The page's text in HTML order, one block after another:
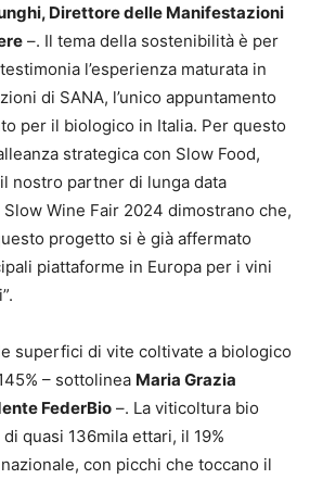
Direttore delle Manifestazioni
–. Il tema della sostenibilità è per
l’esperienza maturata in
di SANA, l’unico appuntamento
per il biologico in Italia. Per questo
strategica con Slow Food,
nostro partner di lunga data
Wine Fair 2024 dimostrano che,
progetto si è già affermato
piattaforme in Europa per i vini
superfici di vite coltivate a biologico
– sottolinea Maria Grazia
FederBio –. La viticoltura bio
quasi 136mila ettari, il 19%
con picchi che toccano il